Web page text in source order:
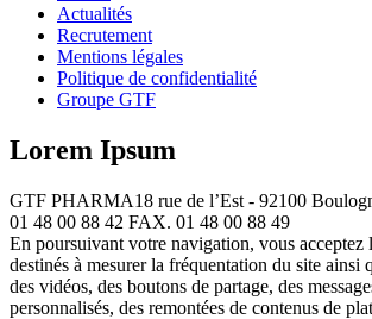
Actualités
Recrutement
Mentions légales
Politique de confidentialité
Groupe GTF
Lorem Ipsum
GTF PHARMA18 rue de l’Est - 92100
01 48 00 88 42 FAX. 01 48 00 88 49
En poursuivant votre navigation, vous acceptez
destinés à mesurer la fréquentation du site ainsi
des vidéos, des boutons de partage, des
personnalisés, des remontées de contenus de